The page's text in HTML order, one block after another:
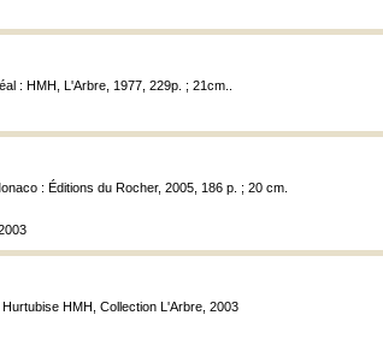
: HMH, L'Arbre, 1977, 229p. ; 21cm..
: Éditions du Rocher, 2005, 186 p. ; 20 cm.
Hurtubise HMH, Collection L'Arbre, 2003